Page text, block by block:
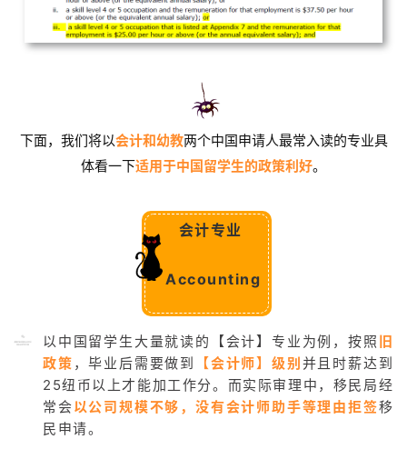
下面，我们将以会计和幼教两个中国申请人最常入读的专业具
体看一下适用于中国留学生的政策利好。
会计专业
Accounting
以中国留学生大量就读的【会计】专业为例，按照 旧
政策 ，毕业后需要做到 【会计师】 级别并且时薪达到
25纽币以上才能加工作分。而实际审理中，移民局经
常会以公司规模不够，没有会计师助手等理由拒签移
民申请。